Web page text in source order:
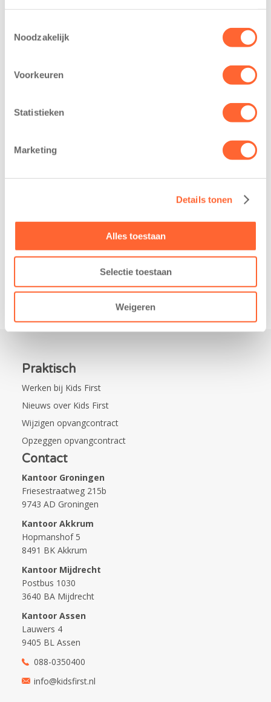
Noodzakelijk
Voorkeuren
Statistieken
Marketing
Details tonen
Alles toestaan
Selectie toestaan
Weigeren
voor Kids First
Mini 4 Mijl
van BSO De
Eelde trainden
voor de Kids First
kindcentrum in
wijk Wiarda in
belangrijke stap
gezet voor de
nieuw
kindcentrum in
de wijk Wiarda in
Leeuwarden Zuid.
Na…
Praktisch
Werken bij Kids First
Nieuws over Kids First
Wijzigen opvangcontract
Opzeggen opvangcontract
Contact
Kantoor Groningen
Friesestraatweg 215b
9743 AD Groningen
Kantoor Akkrum
Hopmanshof 5
8491 BK Akkrum
Kantoor Mijdrecht
Postbus 1030
3640 BA Mijdrecht
Kantoor Assen
Lauwers 4
9405 BL Assen
088-0350400
info@kidsfirst.nl